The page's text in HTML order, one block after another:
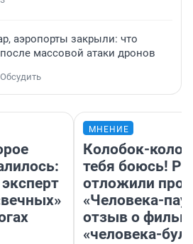
аэропорты закрыли: что
массовой атаки дронов
Обсудить
МНЕНИЕ
Колобок-
тебя боюсь!
отложили
«Человека-
отзыв о
«человека-